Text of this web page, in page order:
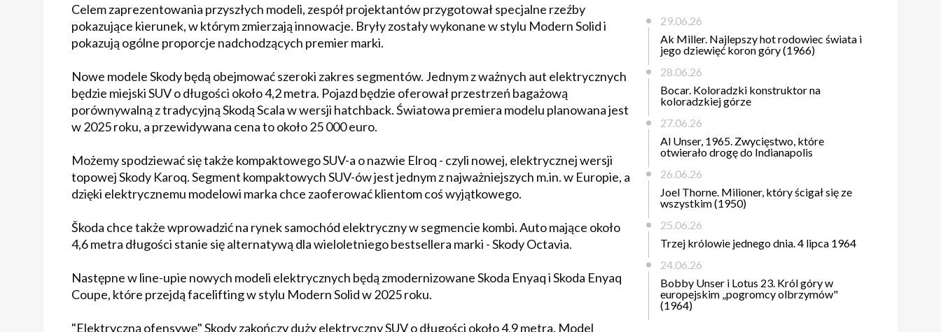
Celem zaprezentowania przyszłych modeli, zespół projektantów przygotował specjalne rzeźby
pokazujące kierunek, w którym zmierzają innowacje. Bryły zostały wykonane w stylu Modern Solid i
pokazują ogólne proporcje nadchodzących premier marki.
Nowe modele Skody będą obejmować szeroki zakres segmentów. Jednym z ważnych aut elektrycznych
będzie miejski SUV o długości około 4,2 metra. Pojazd będzie oferował przestrzeń bagażową
porównywalną z tradycyjną Skodą Scala w wersji hatchback. Światowa premiera modelu planowana jest
w 2025 roku, a przewidywana cena to około 25 000 euro.
Możemy spodziewać się także kompaktowego SUV-a o nazwie Elroq - czyli nowej, elektrycznej wersji
topowej Skody Karoq. Segment kompaktowych SUV-ów jest jednym z najważniejszych m.in. w Europie, a
dzięki elektrycznemu modelowi marka chce zaoferować klientom coś wyjątkowego.
Škoda chce także wprowadzić na rynek samochód elektryczny w segmencie kombi. Auto mające około
4,6 metra długości stanie się alternatywą dla wieloletniego bestsellera marki - Skody Octavia.
Następne w line-upie nowych modeli elektrycznych będą zmodernizowane Skoda Enyaq i Skoda Enyaq
Coupe, które przejdą facelifting w stylu Modern Solid w 2025 roku.
"Elektryczną ofensywę" Skody zakończy duży elektryczny SUV o długości około 4,9 metra. Model
29.06.26
Ak Miller. Najlepszy hot rodowiec świata i
jego dziewięć koron góry (1966)
28.06.26
Bocar. Koloradzki konstruktor na
koloradzkiej górze
27.06.26
Al Unser, 1965. Zwycięstwo, które
otwierało drogę do Indianapolis
26.06.26
Joel Thorne. Milioner, który ścigał się ze
wszystkim (1950)
25.06.26
Trzej królowie jednego dnia. 4 lipca 1964
24.06.26
Bobby Unser i Lotus 23. Król góry w
europejskim „pogromcy olbrzymów"
(1964)